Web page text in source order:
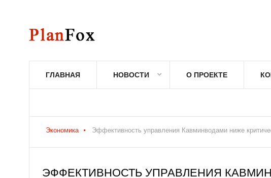
ГЛАВНАЯ НОВОСТИ О ПРОЕКТЕ
Экономика Эффективность управления Кавминводами ниже
ЭФФЕКТИВНОСТЬ УПРАВЛЕНИЯ